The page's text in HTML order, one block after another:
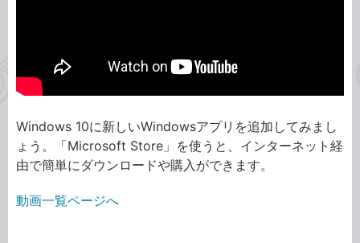
Windows 10に新しいWindowsアプリを追加してみまし
ょう。「Microsoft Store」を使うと、インターネット経
由で簡単にダウンロードや購入ができます。
動画一覧ページへ